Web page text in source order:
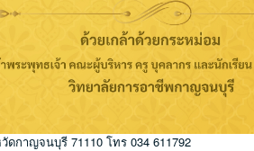
กาญจนบุรี 71110 โทร 034 611792